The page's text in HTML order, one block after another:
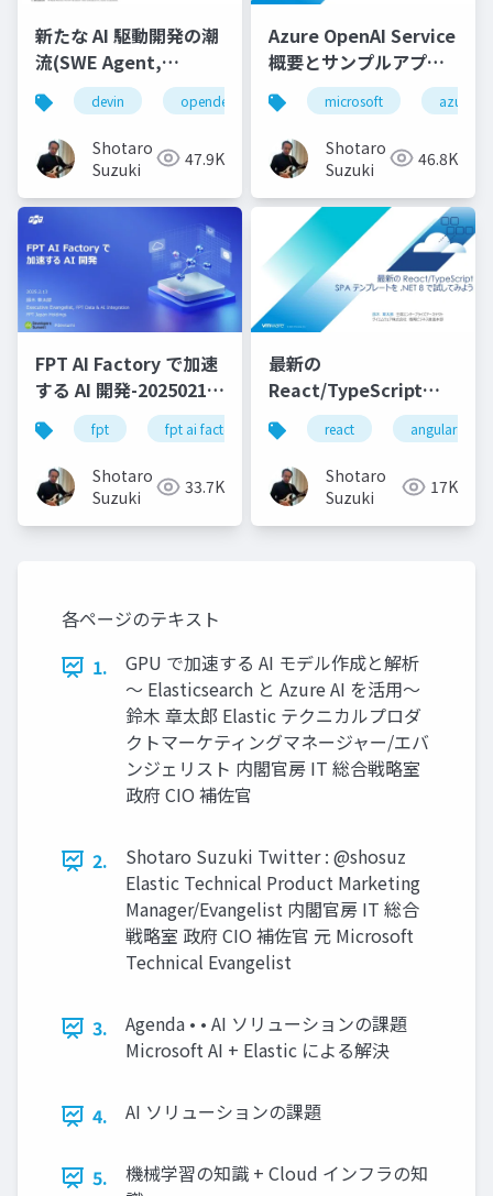
新たな AI 駆動開発の潮
流(SWE Agent,
AutoDev,Devin,
GitHub Copilot
Workspace等)
devin opendevin azure autodev
Shotaro
Suzuki
47.9K
Azure OpenAI Service
概要とサンプルアプリ
等のご紹介
microsoft azure
Shotaro
Suzuki
46.8K
FPT AI Factory で加速
する AI 開発-20250213-
公開版fpt fpt ai factory generative ai azure
Shotaro
Suzuki
33.7K
最新の
React/TypeScript
SPA テンプレートを
.NET 8 で試してみよう
react angular
Shotaro
Suzuki
17K
各ページのテキスト
1.
GPU で加速する AI モデル作成と解析
〜 Elasticsearch と Azure AI を活⽤〜
鈴⽊ 章太郎 Elastic テクニカルプロダ
クトマーケティングマネージャー/エバ
ンジェリスト 内閣官房 IT 総合戦略室
政府 CIO 補佐官
2.
Shotaro Suzuki Twitter : @shosuz
Elastic Technical Product Marketing
Manager/Evangelist 内閣官房 IT 総合
戦略室 政府 CIO 補佐官 元 Microsoft
Technical Evangelist
3.
Agenda • • AI ソリューションの課題
Microsoft AI + Elastic による解決
4. AI ソリューションの課題
5.
機械学習の知識 + Cloud インフラの知